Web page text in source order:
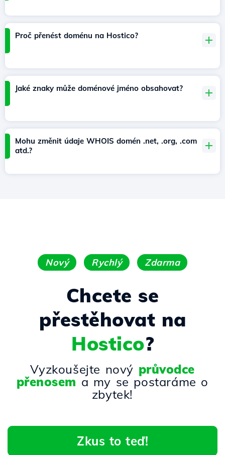
Proč přenést doménu na Hostico?
Jaké znaky může doménové jméno obsahovat?
Mohu změnit údaje WHOIS domén .net, .org, .com
atd.?
Nový Rychlý Zdarma
Chcete se
přestěhovat na
Hostico?
Vyzkoušejte nový průvodce
přenosem a my se postaráme o
zbytek!
Zkus to teď!